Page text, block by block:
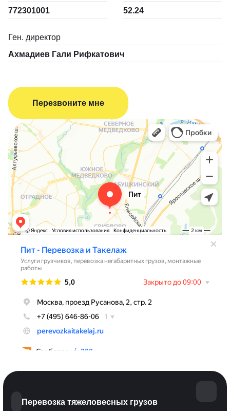
772301001
52.24
Ген. директор
Ахмадиев Гали Рифкатович
Перезвоните мне
Пит - Перевозка и Такелаж
Логистическая компания в Москве
Переезды в Москве
Перевозка тяжеловесных грузов